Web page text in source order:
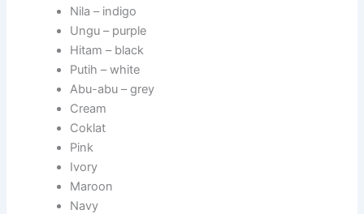
Nila – indigo
Ungu – purple
Hitam – black
Putih – white
Abu-abu – grey
Cream
Coklat
Pink
Ivory
Maroon
Navy